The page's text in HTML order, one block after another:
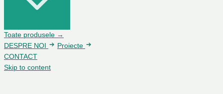
Toate produsele →
DESPRE NOI
Proiecte
CONTACT
Skip to content